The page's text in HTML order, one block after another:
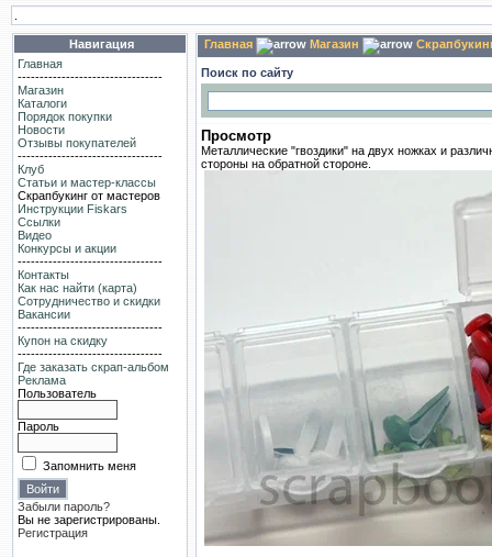
Навигация
Главная
---------------------------------
Магазин
Каталоги
Порядок покупки
Новости
Отзывы покупателей
---------------------------------
Клуб
Статьи и мастер-классы
Скрапбукинг от мастеров
Инструкции Fiskars
Ссылки
Видео
Конкурсы и акции
---------------------------------
Контакты
Как нас найти (карта)
Сотрудничество и скидки
Вакансии
---------------------------------
Купон на скидку
---------------------------------
Где заказать скрап-альбом
Реклама
Пользователь
Пароль
Запомнить меня
Забыли пароль?
Вы не зарегистрированы.
Регистрация
Главная Магазин
Поиск по сайту
Просмотр
Металлические "гвоздики" на двух ножках и
стороны на обратной стороне.